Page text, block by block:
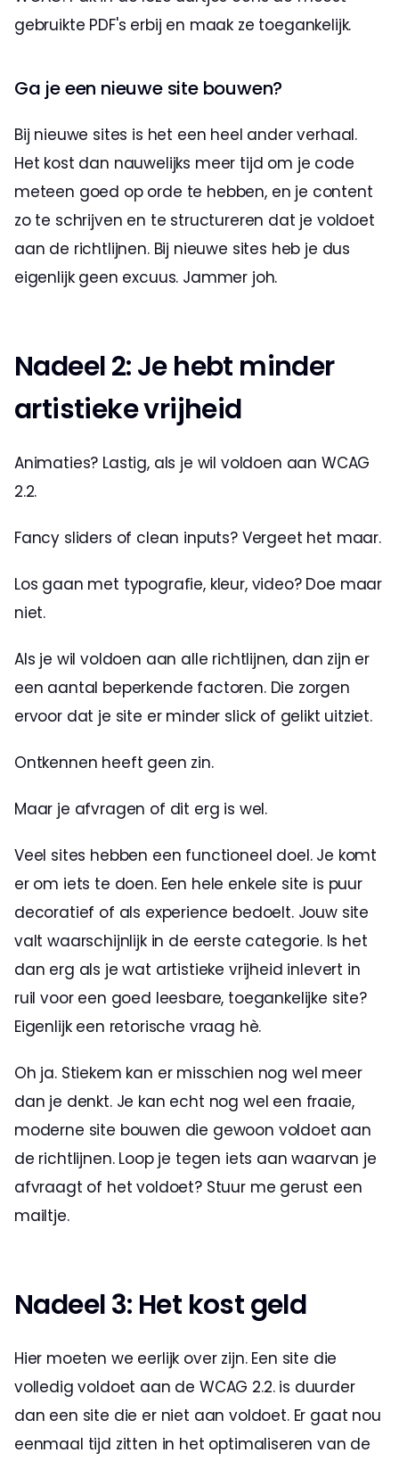
gebruikte PDF's erbij en maak ze toegankelijk.
Ga je een nieuwe site bouwen?
Bij nieuwe sites is het een heel ander verhaal.
Het kost dan nauwelijks meer tijd om je code
meteen goed op orde te hebben, en je content
zo te schrijven en te structureren dat je voldoet
aan de richtlijnen. Bij nieuwe sites heb je dus
eigenlijk geen excuus. Jammer joh.
Nadeel 2: Je hebt minder
artistieke vrijheid
Animaties? Lastig, als je wil voldoen aan WCAG
2.2.
Fancy sliders of clean inputs? Vergeet het maar.
Los gaan met typografie, kleur, video? Doe maar
niet.
Als je wil voldoen aan alle richtlijnen, dan zijn er
een aantal beperkende factoren. Die zorgen
ervoor dat je site er minder slick of gelikt uitziet.
Ontkennen heeft geen zin.
Maar je afvragen of dit erg is wel.
Veel sites hebben een functioneel doel. Je komt
er om iets te doen. Een hele enkele site is puur
decoratief of als experience bedoelt. Jouw site
valt waarschijnlijk in de eerste categorie. Is het
dan erg als je wat artistieke vrijheid inlevert in
ruil voor een goed leesbare, toegankelijke site?
Eigenlijk een retorische vraag hè.
Oh ja. Stiekem kan er misschien nog wel meer
dan je denkt. Je kan echt nog wel een fraaie,
moderne site bouwen die gewoon voldoet aan
de richtlijnen. Loop je tegen iets aan waarvan je
afvraagt of het voldoet? Stuur me gerust een
mailtje.
Nadeel 3: Het kost geld
Hier moeten we eerlijk over zijn. Een site die
volledig voldoet aan de WCAG 2.2. is duurder
dan een site die er niet aan voldoet. Er gaat nou
eenmaal tijd zitten in het optimaliseren van de